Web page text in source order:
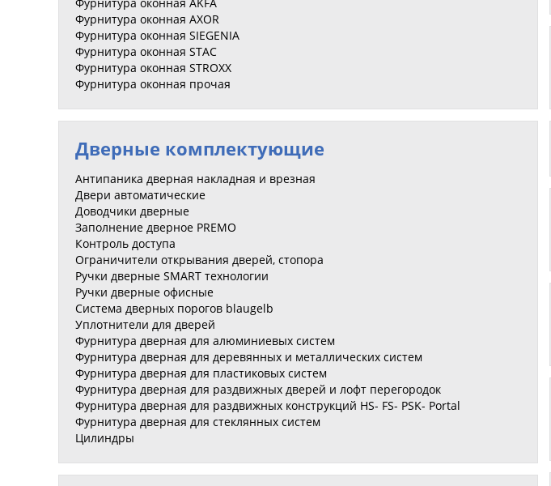
Фурнитура оконная AXOR
Фурнитура оконная SIEGENIA
Фурнитура оконная STAC
Фурнитура оконная STROXX
Фурнитура оконная прочая
Дверные комплектующие
Антипаника дверная накладная и врезная
Двери автоматические
Доводчики дверные
Заполнение дверное PREMO
Контроль доступа
Ограничители открывания дверей, стопора
Ручки дверные SMART технологии
Ручки дверные офисные
Система дверных порогов blaugelb
Уплотнители для дверей
Фурнитура дверная для алюминиевых систем
Фурнитура дверная для деревянных и металлических систем
Фурнитура дверная для пластиковых систем
Фурнитура дверная для раздвижных дверей и лофт перегородок
Фурнитура дверная для раздвижных конструкций HS- FS- PSK- Portal
Фурнитура дверная для стеклянных систем
Цилиндры